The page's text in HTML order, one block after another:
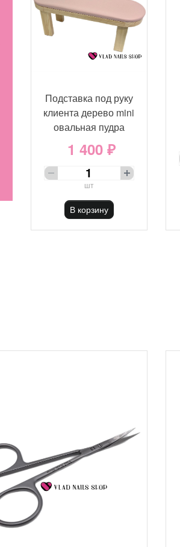
Подставка под руку
клиента дерево mini
овальная пудра
1 400 ₽
шт
В корзину